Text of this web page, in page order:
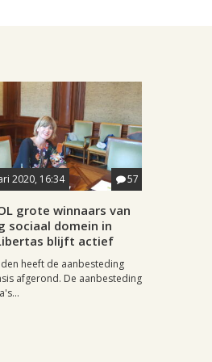
2020, 16:34 57
grote winnaars van
sociaal domein in
blijft actief
heeft de aanbesteding
afgerond. De aanbesteding